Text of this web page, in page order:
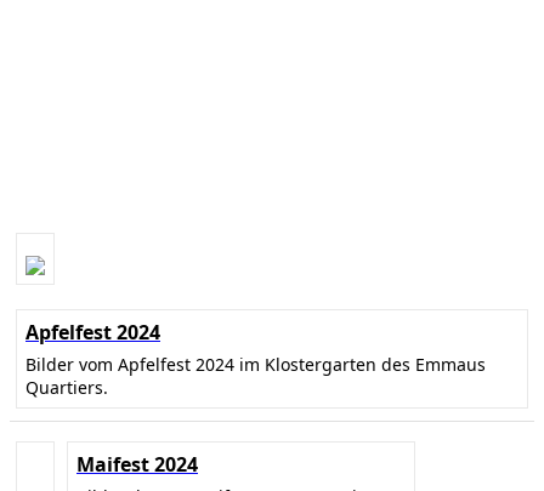
Apfelfest 2024
Bilder vom Apfelfest 2024 im Klostergarten des Emmaus
Quartiers.
Maifest 2024